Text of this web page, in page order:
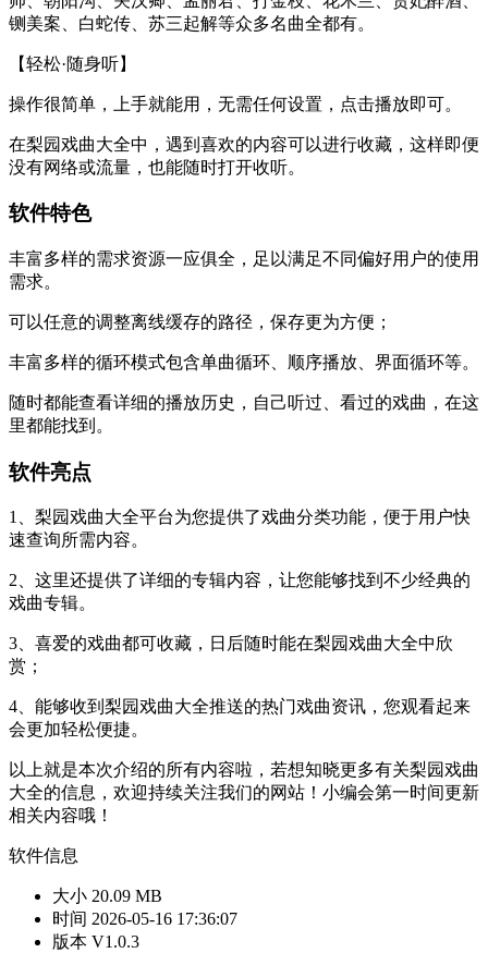
铡美案、白蛇传、苏三起解等众多名曲全都有。
【轻松·随身听】
操作很简单，上手就能用，无需任何设置，点击播放即可。
在梨园戏曲大全中，遇到喜欢的内容可以进行收藏，这样即便
没有网络或流量，也能随时打开收听。
软件特色
丰富多样的需求资源一应俱全，足以满足不同偏好用户的使用
需求。
可以任意的调整离线缓存的路径，保存更为方便；
丰富多样的循环模式包含单曲循环、顺序播放、界面循环等。
随时都能查看详细的播放历史，自己听过、看过的戏曲，在这
里都能找到。
软件亮点
1、梨园戏曲大全平台为您提供了戏曲分类功能，便于用户快
速查询所需内容。
2、这里还提供了详细的专辑内容，让您能够找到不少经典的
戏曲专辑。
3、喜爱的戏曲都可收藏，日后随时能在梨园戏曲大全中欣
赏；
4、能够收到梨园戏曲大全推送的热门戏曲资讯，您观看起来
会更加轻松便捷。
以上就是本次介绍的所有内容啦，若想知晓更多有关梨园戏曲
大全的信息，欢迎持续关注我们的网站！小编会第一时间更新
相关内容哦！
软件信息
大小 20.09 MB
时间 2026-05-16 17:36:07
版本 V1.0.3